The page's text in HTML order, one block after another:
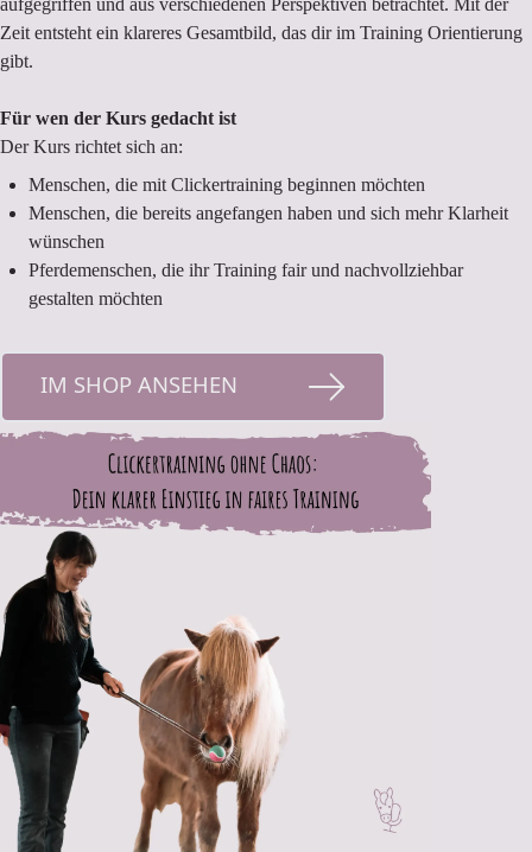
aufgegriffen und aus verschiedenen Perspektiven betrachtet. Mit der
Zeit entsteht ein klareres Gesamtbild, das dir im Training Orientierung
gibt.
Für wen der Kurs gedacht ist
Der Kurs richtet sich an:
Menschen, die mit Clickertraining beginnen möchten
Menschen, die bereits angefangen haben und sich mehr Klarheit
wünschen
Pferdemenschen, die ihr Training fair und nachvollziehbar
gestalten möchten
IM SHOP ANSEHEN